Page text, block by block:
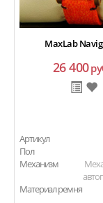
MaxLab
26 400
Артикул
Пол
Механизм
Материал ремня